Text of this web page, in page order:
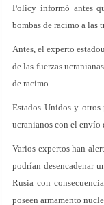
Policy informó antes
bombas de racimo a las
Antes, el experto
de las fuerzas
de racimo.
Estados Unidos y
ucranianos con el envío
Varios expertos han
podrían desencadenar
Rusia con
poseen armamento